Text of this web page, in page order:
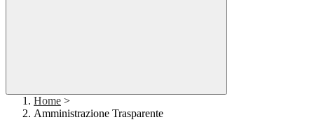
Home >
Amministrazione Trasparente